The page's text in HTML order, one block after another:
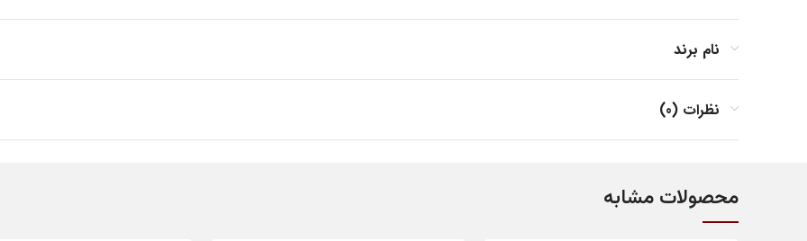
مناسب برای
کشور مبدا
تاریخ شمار
نام برند
نظرات (0)
محصولات مشابه